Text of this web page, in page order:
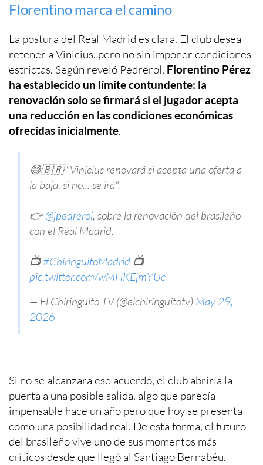
Florentino marca el camino
La postura del Real Madrid es clara. El club desea
retener a Vinicius, pero no sin imponer condiciones
estrictas. Según reveló Pedrerol, Florentino Pérez
ha establecido un límite contundente: la
renovación solo se firmará si el jugador acepta
una reducción en las condiciones económicas
ofrecidas inicialmente.
😅🇧🇷 "Vinicius renovará si acepta una oferta a
la baja, si no... se irá".
👉@jpedrerol, sobre la renovación del brasileño
con el Real Madrid.
📺#ChiringuitoMadrid 📺
pic.twitter.com/wMHKEjmYUc
— El Chiringuito TV (@elchiringuitotv) May 29,
2026
Si no se alcanzara ese acuerdo, el club abriría la
puerta a una posible salida, algo que parecía
impensable hace un año pero que hoy se presenta
como una posibilidad real. De esta forma, el futuro
del brasileño vive uno de sus momentos más
críticos desde que llegó al Santiago Bernabéu.